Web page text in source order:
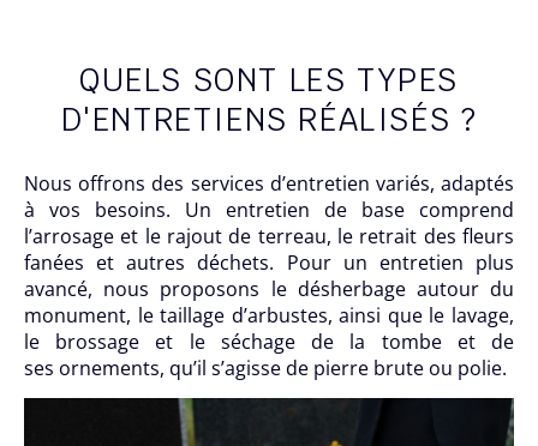
QUELS SONT LES TYPES
D'ENTRETIENS RÉALISÉS ?
Nous offrons des services d’entretien variés, adaptés
à vos besoins. Un entretien de base comprend
l’arrosage et le rajout de terreau, le retrait des fleurs
fanées et autres déchets. Pour un entretien plus
avancé, nous proposons le désherbage autour du
monument, le taillage d’arbustes, ainsi que le lavage,
le brossage et le séchage de la tombe et de
ses ornements, qu’il s’agisse de pierre brute ou polie.